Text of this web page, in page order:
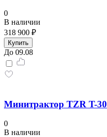
0
В наличии
318 900 ₽
Купить
До 09.08
Минитрактор TZR T-30
0
В наличии